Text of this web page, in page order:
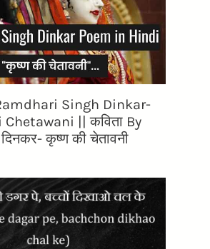
Singh Dinkar-
|| कविता By
दिनकर- कृष्ण की चेतावनी